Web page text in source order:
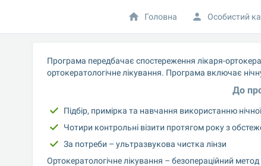
Програма передбачає спостереження лікаря-
ортокератологічне лікування. Програма включає
До
Підбір, примірка та навчання використанню
Чотири контрольні візити протягом року з
За потреби – ультразвукова чистка лінзи
Ортокератологічне лікування – безопераційний
Головна Особистий